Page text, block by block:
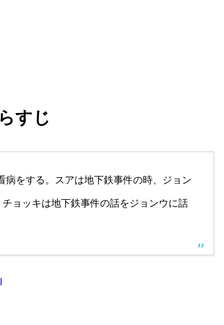
すじ
病をする。スアは地下鉄事件の時、ジョン
ョッキは地下鉄事件の話をジョンウに話